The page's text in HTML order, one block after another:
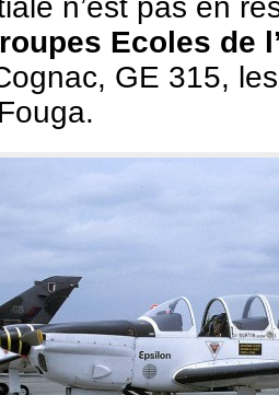
n’est pas en
Ecoles de
GE 315,